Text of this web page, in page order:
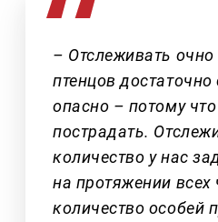
– Отслеживать очно
птенцов
опасно – потому
пострадать.
количество у нас
на протяжении всех
количество особей